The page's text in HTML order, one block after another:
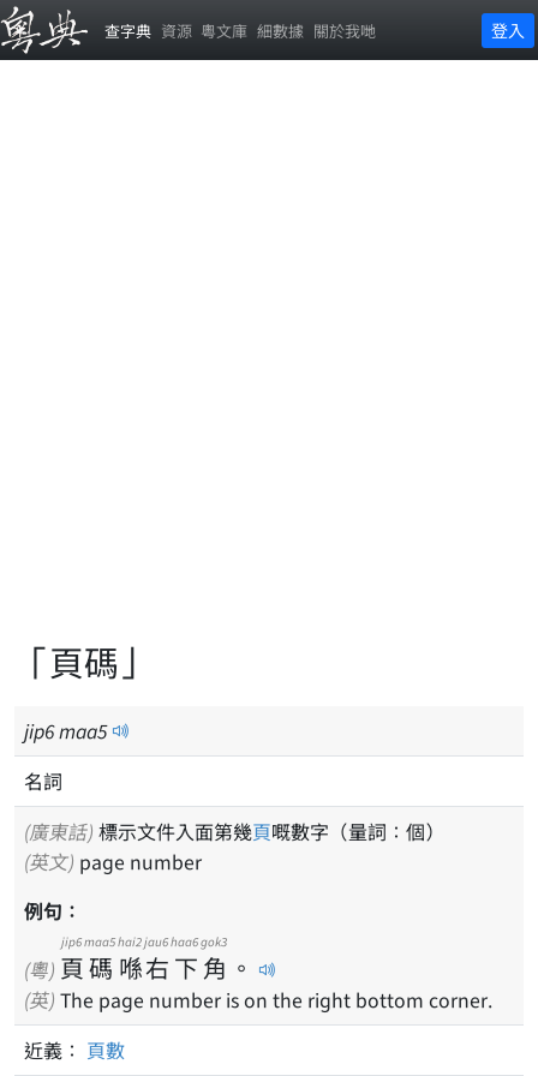
查字典 資源 粵文庫 細數據 關於我哋 登入
「頁碼」
jip6maa5
名詞
(廣東話) 標示文件入面第幾頁嘅數字（量詞：個）
(英文) page number
例句：
(粵) 頁
jip6
碼
maa5
喺
hai2
右
jau6
下
haa6
角
gok3
。
(英) The page number is on the right bottom corner.
近義： 頁數